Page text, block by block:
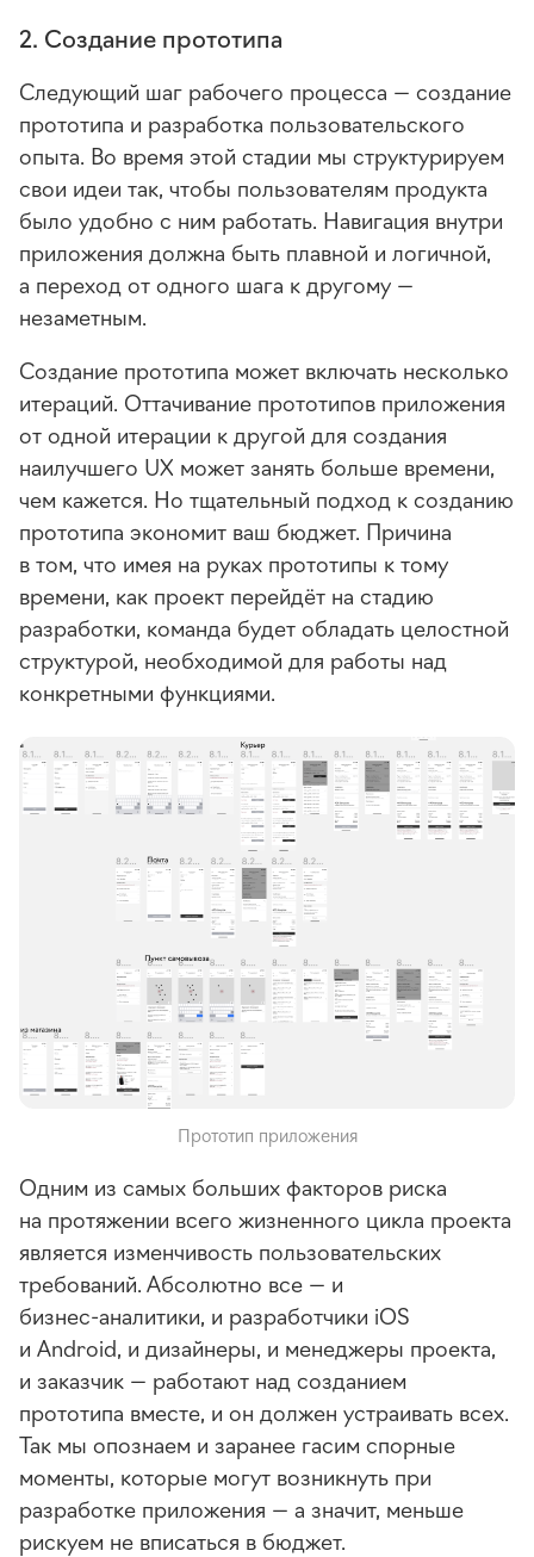
2. Создание прототипа
Следующий шаг рабочего процесса — создание
прототипа и разработка пользовательского
опыта. Во время этой стадии мы структурируем
свои идеи так, чтобы пользователям продукта
было удобно с ним работать. Навигация внутри
приложения должна быть плавной и логичной,
а переход от одного шага к другому —
незаметным.
Создание прототипа может включать несколько
итераций. Оттачивание прототипов приложения
от одной итерации к другой для создания
наилучшего UX может занять больше времени,
чем кажется. Но тщательный подход к созданию
прототипа экономит ваш бюджет. Причина
в том, что имея на руках прототипы к тому
времени, как проект перейдёт на стадию
разработки, команда будет обладать целостной
структурой, необходимой для работы над
конкретными функциями.
Прототип приложения
Одним из самых больших факторов риска
на протяжении всего жизненного цикла проекта
является изменчивость пользовательских
требований. Абсолютно все — и
бизнес-аналитики, и разработчики iOS
и Android, и дизайнеры, и менеджеры проекта,
и заказчик — работают над созданием
прототипа вместе, и он должен устраивать всех.
Так мы опознаем и заранее гасим спорные
моменты, которые могут возникнуть при
разработке приложения — а значит, меньше
рискуем не вписаться в бюджет.